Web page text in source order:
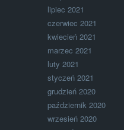
lipiec 2021
czerwiec 2021
kwiecień 2021
marzec 2021
luty 2021
styczeń 2021
grudzień 2020
październik 2020
wrzesień 2020